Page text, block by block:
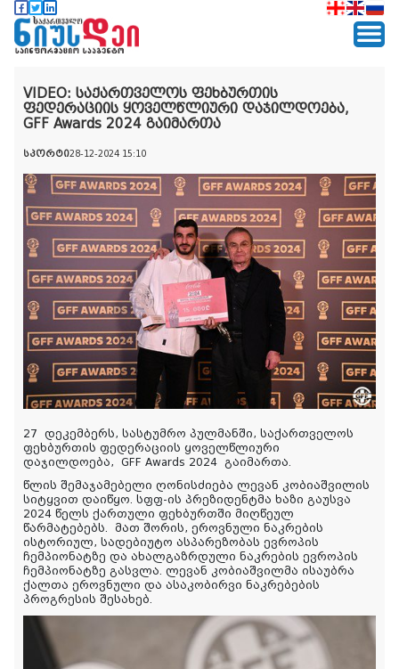
VIDEO: საქართველოს ფეხბურთის
ფედერაციის ყოველწლიური დაჯილდოება,
GFF Awards 2024 გაიმართა
სპორტი28-12-2024 15:10
27 დეკემბერს, სასტუმრო პულმანში, საქართველოს
ფეხბურთის ფედერაციის ყოველწლიური
დაჯილდოება, GFF Awards 2024 გაიმართა.
წლის შემაჯამებელი ღონისძიება ლევან კობიაშვილის
სიტყვით დაიწყო. სფფ-ის პრეზიდენტმა ხაზი გაუსვა
2024 წელს ქართული ფეხბურთში მიღწეულ
წარმატებებს. მათ შორის, ეროვნული ნაკრების
ისტორიულ, სადებიუტო ასპარეზობას ევროპის
ჩემპიონატზე და ახალგაზრდული ნაკრების ევროპის
ჩემპიონატზე გასვლა. ლევან კობიაშვილმა ისაუბრა
ქალთა ეროვნული და ასაკობირვი ნაკრებების
პროგრესის შესახებ.